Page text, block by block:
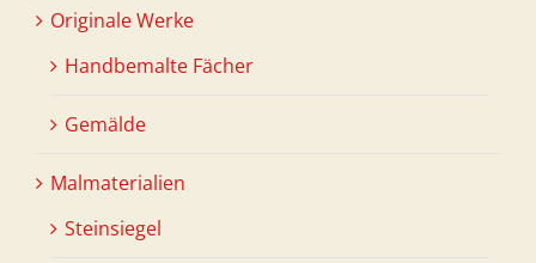
Originale Werke
Handbemalte Fächer
Gemälde
Malmaterialien
Steinsiegel